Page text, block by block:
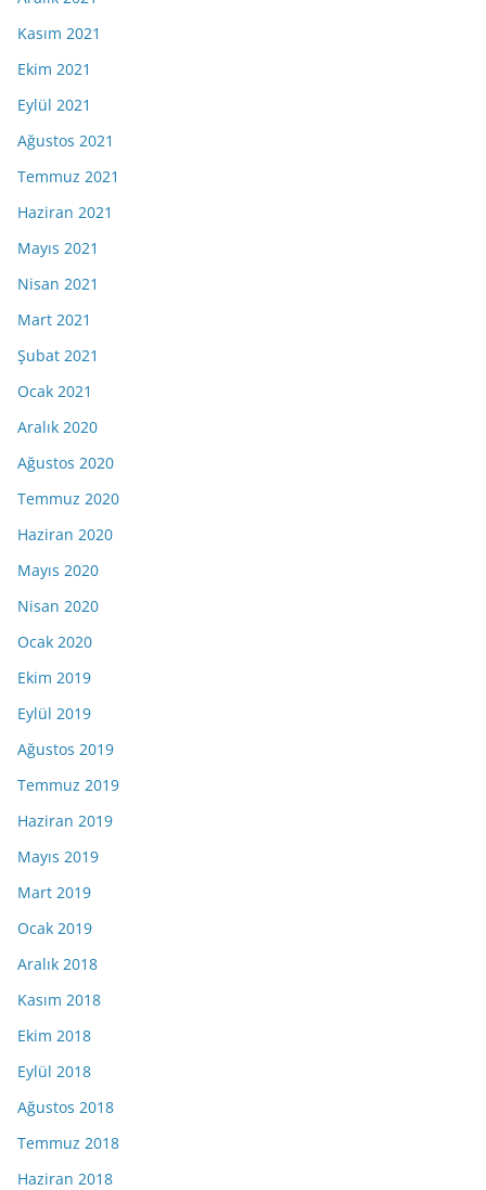
Kasım 2021
Ekim 2021
Eylül 2021
Ağustos 2021
Temmuz 2021
Haziran 2021
Mayıs 2021
Nisan 2021
Mart 2021
Şubat 2021
Ocak 2021
Aralık 2020
Ağustos 2020
Temmuz 2020
Haziran 2020
Mayıs 2020
Nisan 2020
Ocak 2020
Ekim 2019
Eylül 2019
Ağustos 2019
Temmuz 2019
Haziran 2019
Mayıs 2019
Mart 2019
Ocak 2019
Aralık 2018
Kasım 2018
Ekim 2018
Eylül 2018
Ağustos 2018
Temmuz 2018
Haziran 2018